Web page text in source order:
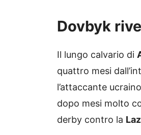
Dovbyk
Il lungo calvario di
quattro mesi
l’attaccante
dopo mesi molto
derby contro la